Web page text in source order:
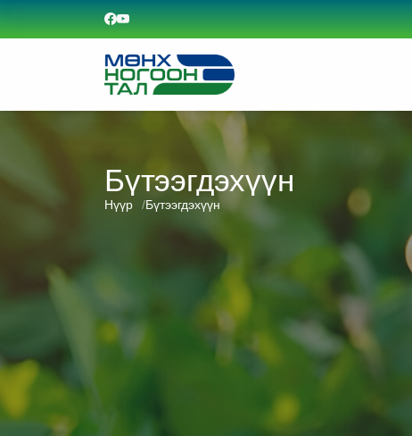
Бүтээгдэхүүн
Нүүр Бүтээгдэхүүн